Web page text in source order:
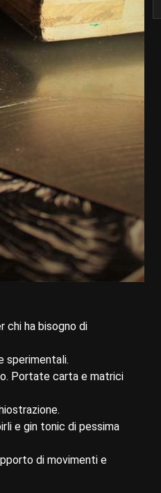
chi ha bisogno di
sperimentali.
Portate carta e matrici
e gin tonic di pessima
di movimenti e